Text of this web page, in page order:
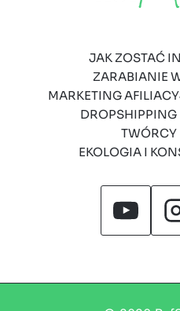
JAK ZOSTAĆ
ZARABIANIE
MARKETING
TWÓRCY
EKOLOGIA I